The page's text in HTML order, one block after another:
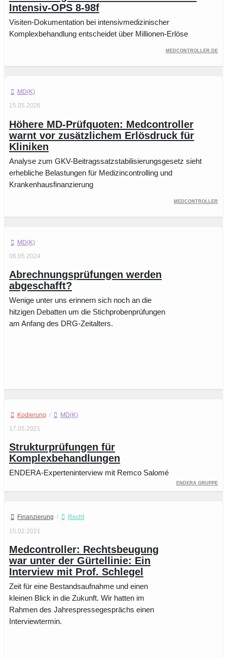
Intensiv-OPS 8-98f
Visiten-Dokumentation bei intensivmedizinischer
Komplexbehandlung entscheidet über Millionen-Erlöse
Medcontroller.de
MD(K)
15.05.2026
Höhere MD-Prüfquoten: Medcontroller
warnt vor zusätzlichem Erlösdruck für
Kliniken
Analyse zum GKV-Beitragssatzstabilisierungsgesetz sieht
erhebliche Belastungen für Medizincontrolling und
Krankenhausfinanzierung
Medcontroller
MD(K)
06.05.2024
Abrechnungsprüfungen werden
abgeschafft?
Wenige unter uns erinnern sich noch an die
hitzigen Debatten um die Stichprobenprüfungen
am Anfang des DRG-Zeitalters.
Kodierung /
MD(K)
17.05.2021
Strukturprüfungen für
Komplexbehandlungen
ENDERA-Experteninterview mit Remco Salomé
Endera Gruppe
Finanzierung /
Recht
15.02.2021
Medcontroller: Rechtsbeugung
war unter der Gürtellinie: Ein
Interview mit Prof. Schlegel
Zeit für eine Bestandsaufnahme und einen
kleinen Blick in die Zukunft. Wir hatten im
Rahmen des Jahrespressegesprächs einen
Interviewtermin.